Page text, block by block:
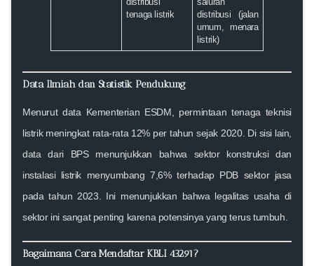
distribusi
tenaga listrik
saluran
distribusi (jalan
umum, menara
listrik)
Data Ilmiah dan Statistik Pendukung
Menurut data Kementerian ESDM , permintaan tenaga teknisi
listrik meningkat rata-rata 12% per tahun sejak 2020. Di sisi lain,
data dari BPSmenunjukkan bahwa sektor konstruksi dan
instalasi listrik menyumbang7,6% terhadap PDB sektor jasa
pada tahun 2023.
Ini menunjukkan bahwa legalitas usaha di
sektor ini sangat penting karena potensinya yang terus tumbuh.
Bagaimana Cara Mendaftar KBLI 43291?